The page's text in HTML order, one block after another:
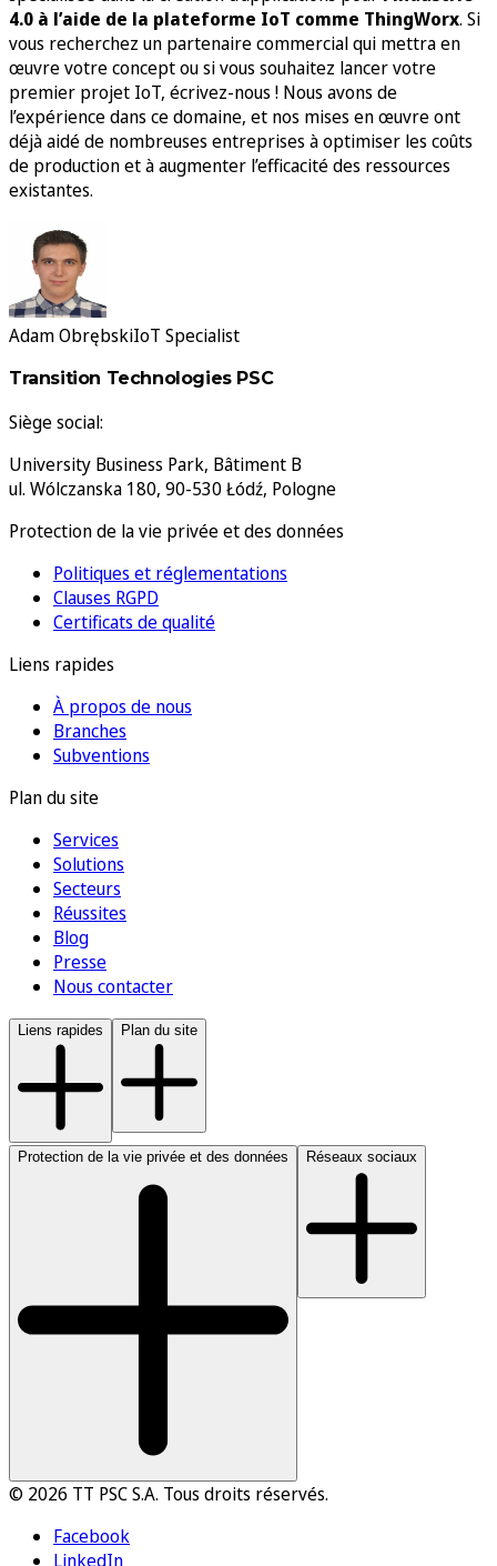
4.0 à l’aide de la plateforme IoT comme ThingWorx. Si
vous recherchez un partenaire commercial qui mettra en
œuvre votre concept ou si vous souhaitez lancer votre
premier projet IoT, écrivez-nous ! Nous avons de
l’expérience dans ce domaine, et nos mises en œuvre ont
déjà aidé de nombreuses entreprises à optimiser les coûts
de production et à augmenter l’efficacité des ressources
existantes.
Adam ObrębskiIoT Specialist
Transition Technologies PSC
Siège social:
University Business Park, Bâtiment B
ul. Wólczanska 180, 90-530 Łódź, Pologne
Protection de la vie privée et des données
Politiques et réglementations
Clauses RGPD
Certificats de qualité
Liens rapides
À propos de nous
Branches
Subventions
Plan du site
Services
Solutions
Secteurs
Réussites
Blog
Presse
Nous contacter
Liens rapides Plan du site
Protection de la vie privée et des données Réseaux sociaux
© 2026 TT PSC S.A. Tous droits réservés.
Facebook
LinkedIn